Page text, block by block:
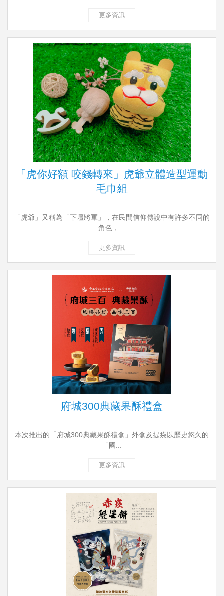
更多資訊
「虎你好額 咬錢轉來」虎爺立體造型運動
毛巾組
「虎爺」又稱為「下壇將軍」，在民間信仰傳說中有許多不同的
角色，...
更多資訊
府城300典藏果酥禮盒
本次推出的「府城300典藏果酥禮盒」外盒及提袋以歷史悠久的
「國...
更多資訊